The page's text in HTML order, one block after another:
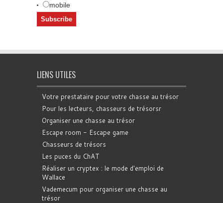
mobile
LIENS UTILES
Votre prestataire pour votre chasse au trésor
Pour les lecteurs, chasseurs de trésorsr
Organiser une chasse au trésor
Escape room - Escape game
Chasseurs de trésors
Les puces du ChAT
Réaliser un cryptex : le mode d'emploi de
Wallace
Vademecum pour organiser une chasse au
trésor